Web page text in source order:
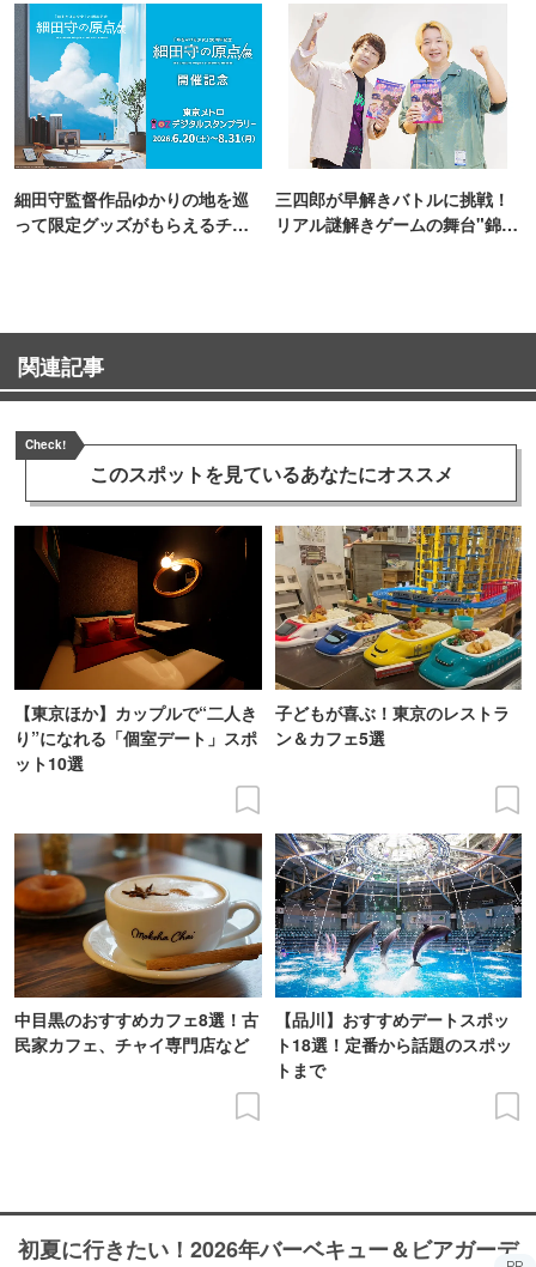
細田守監督作品ゆかりの地を巡
って限定グッズがもらえるチャ
三四郎が早解きバトルに挑戦！
リアル謎解きゲームの舞台"錦糸
関連記事
Check!
このスポットを見ているあなたにオススメ
【東京ほか】カップルで“二人き
り”になれる「個室デート」スポ
ット10選
子どもが喜ぶ！東京のレストラ
ン＆カフェ5選
中目黒のおすすめカフェ8選！古
民家カフェ、チャイ専門店など
【品川】おすすめデートスポッ
ト18選！定番から話題のスポッ
トまで
初夏に行きたい！2026年バーベキュー＆ビアガーデ